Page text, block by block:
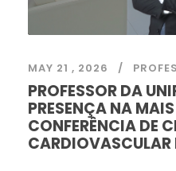
MAY 21 , 2026
PROFESSOR DA
PRESENÇA NA
CONFERÊNCIA DE
CARDIOVASCULAR